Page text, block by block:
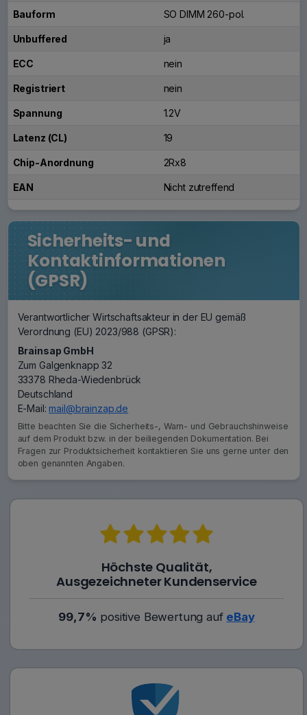
Bauform SO DIMM 260-pol.
Unbuffered ja
ECC nein
Registriert nein
Spannung 1.2V
Latenz (CL) 19
Chip-Anordnung 2Rx8
EAN Nicht zutreffend
Sicherheits- und
Kontaktinformationen
(GPSR)
Verantwortlicher Wirtschaftsakteur in der EU gemäß
Verordnung (EU) 2023/988 (GPSR):
Brainsap GmbH
Zum Galgenknapp 32
33378 Rheda-Wiedenbrück
Deutschland
E-Mail:mail@brainzap.de
Bitte beachten Sie die Sicherheits-, Warn- und Gebrauchshinweise
auf dem Produkt bzw. in der beiliegenden Dokumentation. Bei
Fragen zur Produktsicherheit kontaktieren Sie uns gerne unter den
oben genannten Angaben.
Höchste Qualität,
Ausgezeichneter Kundenservice
99,7% positive Bewertung auf eBay